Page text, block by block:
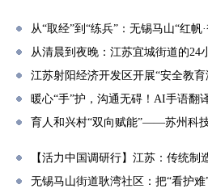
从“取经”到“练兵”：无锡马山“红
从清晨到夜晚：江苏宜城街道的24
江苏射阳经济开发区开展“安全教
暖心“手”护，沟通无碍！AI手语翻
育人和兴村“双向赋能”——苏州科
【活力中国调研行】江苏：传统制
无锡马山街道耿湾社区：把“看护难